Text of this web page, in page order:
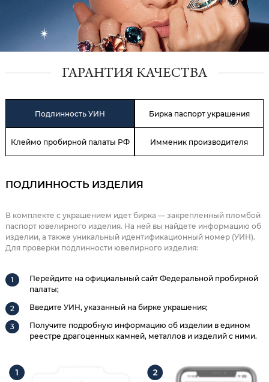
ГАРАНТИЯ КАЧЕСТВА
Подлинность УИН Бирка паспорт украшения
Клеймо пробирной палаты РФ Имменик производителя
ПОДЛИННОСТЬ ИЗДЕЛИЯ
В комплекте с украшением идет бирка — закрепленный пломбой
паспорт ювелирного изделия. На ней вы найдете информацию об
изделии, а также уникальный идентификационный номер (УИН).
Для проверки подлинности ювелирного изделия:
Перейдите на официальный сайт Федеральной пробирной
палаты;
Введите УИН, указанный на бирке украшения;
Получите подробную информацию об изделии в едином
реестре драгоценных камней, металлов и изделий с ними.